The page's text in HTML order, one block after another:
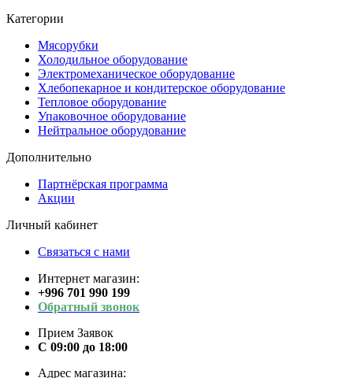
Категории
Мясорубки
Холодильное оборудование
Электромеханическое оборудование
Хлебопекарное и кондитерское оборудование
Тепловое оборудование
Упаковочное оборудование
Нейтральное оборудование
Дополнительно
Партнёрская программа
Акции
Личный кабинет
Связаться с нами
Интернет магазин:
+996 701 990 199
Обратный звонок
Прием Заявок
С 09:00 до 18:00
Адрес магазина: